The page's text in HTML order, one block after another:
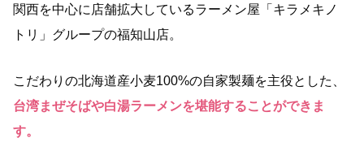
関西を中心に店舗拡大しているラーメン屋「キラメキノ
トリ」グループの福知山店。
こだわりの北海道産小麦100%の自家製麺を主役とした、
台湾まぜそばや白湯ラーメンを堪能することができま
す。